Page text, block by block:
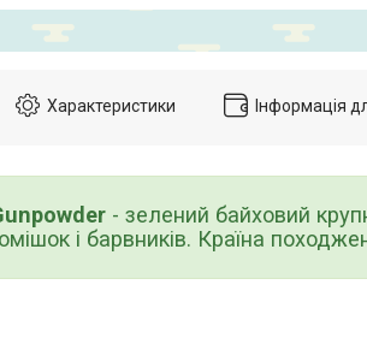
Характеристики Інформація
- зелений байховий
і барвників. Країна